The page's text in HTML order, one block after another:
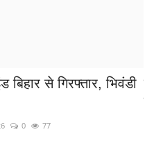
से गिरफ्तार, भिवंडी
0 77